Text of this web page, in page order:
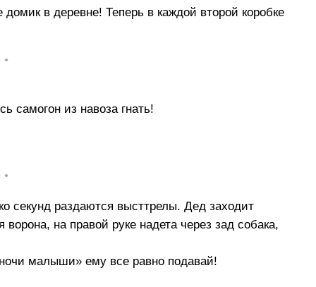
в деревне! Теперь в каждой второй коробке
•
из навоза гнать!
•
секунд раздаются высттрелы. Дед заходит
на правой руке надета через зад собака,
малыши» ему все равно подавай!